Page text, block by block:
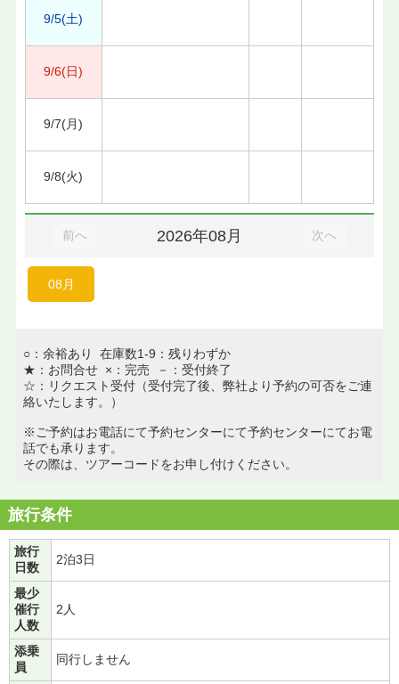
9/5(土)
9/6(日)
9/7(月)
9/8(火)
前へ 2026年08月 次へ
08月
○：余裕あり 在庫数1-9：残りわずか
★：お問合せ ×：完売 －：受付終了
☆：リクエスト受付（受付完了後、弊社より予約の可否をご連
絡いたします。）
※ご予約はお電話にて予約センターにて予約センターにてお電
話でも承ります。
その際は、ツアーコードをお申し付けください。
旅行条件
旅行
日数
2泊3日
最少
催行
人数
2人
添乗
員
同行しません